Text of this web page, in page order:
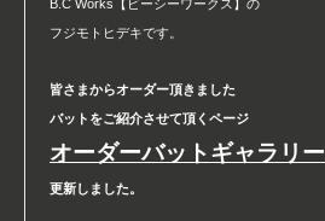
B.C Works【ビーシーワークス】の
フジモトヒデキです。
皆さまからオーダー頂きました
バットをご紹介させて頂くページ
オーダーバットギャラリー
更新しました。